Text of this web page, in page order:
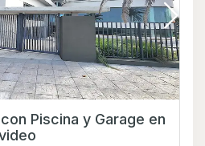
Piscina y Garage en